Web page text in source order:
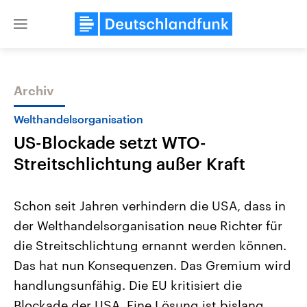
Close
Themen
Landtagswahl Sachsen-Anhalt
2026
Alle Informationen
Sachsen-Anhalt wählt am 6.
September 2026 einen neuen
Landtag. Seit 2021 wird das
Bundesland von einer Koalition aus
Aktuelle Beiträge,
Hintergründe
Wirtschaftlich und
gehören die Vereinigten
den mächtigsten Ländern
mit großem Einfluss auf
Archiv
Welthandelsorganisation
US-Blockade setzt WTO-
Streitschlichtung außer Kraft
Schon seit Jahren verhindern die USA, dass in
der Welthandelsorganisation neue Richter für
die Streitschlichtung ernannt werden können.
Das hat nun Konsequenzen. Das Gremium wird
handlungsunfähig. Die EU kritisiert die